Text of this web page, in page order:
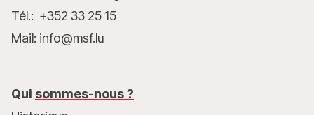
Tél.: +352 33 25 15
Mail: info@msf.lu
Qui sommes-nous ?